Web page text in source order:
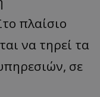
πλαίσιο
να τηρεί τα
σε
κάνει έγκυρες
συνεδρία
Αυτό το cookie
Doubleclick και
πληροφορίες